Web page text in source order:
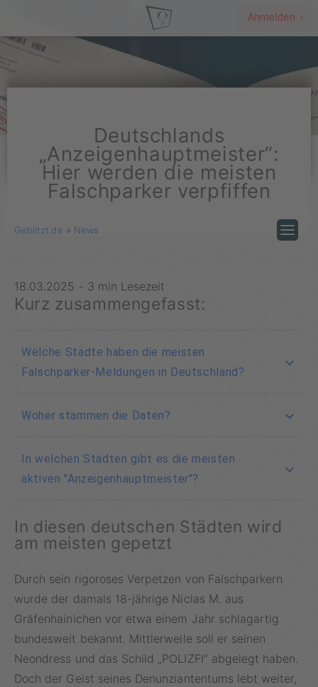
Anmelden ›
Deutschlands
„Anzeigenhauptmeister“:
Hier werden die meisten
Falschparker verpfiffen
Geblitzt.de » News
18.03.2025 - 3 min Lesezeit
Kurz zusammengefasst:
Welche Städte haben die meisten
Falschparker-Meldungen in Deutschland?
führen Hamburg, Frankfurt am Main und
Falschparker-Meldungen an
Woher stammen die Daten?
Mietwagenportals billiger-mietwagen.de, das
die Informationen des Meldeportals weg.li
Bürger seit 2019 Falschparker melden.
In welchen Städten gibt es die meisten
aktiven "Anzeigenhauptmeister"?
Parkverstoß-Meldern pro 10.000 Einwohner,
gefolgt von Hamburg und Osnabrück.
In diesen deutschen Städten wird
am meisten gepetzt
Durch sein rigoroses Verpetzen von Falschparkern
wurde der damals 18-jährige Niclas M. aus
Gräfenhainichen vor etwa einem Jahr schlagartig
bundesweit bekannt. Mittlerweile soll er seinen
Neondress und das Schild „POLIZFI“ abgelegt haben.
Doch der Geist seines Denunziantentums lebt weiter,